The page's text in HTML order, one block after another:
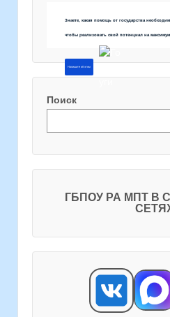
Знаете, какая помощь от государства
чтобы реализовать свой потенциал на
Напишите об этом
Поиск
ГБПОУ РА МПТ В